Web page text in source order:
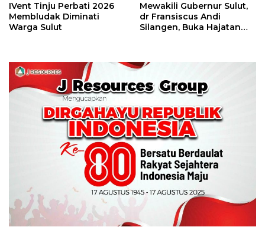
IVent Tinju Perbati 2026
Membludak Diminati
Warga Sulut
Mewakili Gubernur Sulut,
dr Fransiscus Andi
Silangen, Buka Hajatan